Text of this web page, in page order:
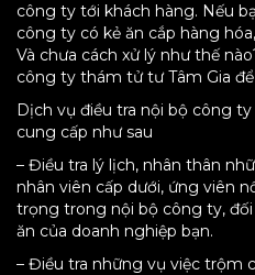
công ty tới khách hàng. Nếu
công ty có kẻ ăn cắp hàng
Và chưa cách xử lý như thế
công ty thám tử tư Tâm Gia
Dịch vụ điều tra nội bộ công
cung cấp như sau
– Điều tra lý lịch, nhân thân
nhân viên cấp dưới, ứng viên
trọng trong nội bộ công ty,
ăn của doanh nghiệp bạn.
– Điều tra những vụ việc trộm